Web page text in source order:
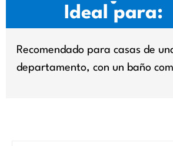
Ideal para:
Recomendado para casas de
departamento, con un baño